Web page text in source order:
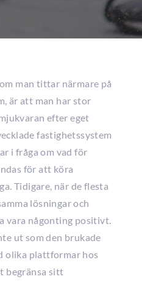
man tittar närmare på
är att man har stor
efter eget
fastighetssystem
i fråga om vad för
för att köra
Tidigare, när de flesta
lösningar och
vara någonting positivt.
ut som den brukade
olika plattformar hos
begränsa sitt